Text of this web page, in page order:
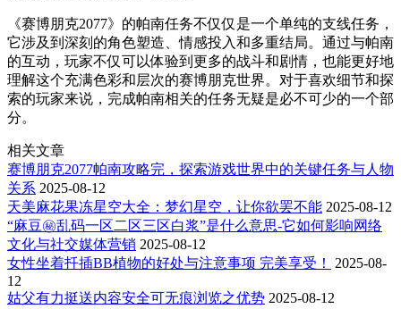
《赛博朋克2077》的帕南任务不仅仅是一个单纯的支线任务，
它涉及到深刻的角色塑造、情感投入和多重结局。通过与帕南
的互动，玩家不仅可以体验到更多的战斗和剧情，也能更好地
理解这个充满色彩和层次的赛博朋克世界。对于喜欢细节和探
索的玩家来说，完成帕南相关的任务无疑是必不可少的一个部
分。
相关文章
赛博朋克2077帕南攻略完，探索游戏世界中的关键任务与人物
关系 2025-08-12
天美麻花果冻星空大全：梦幻星空，让你欲罢不能 2025-08-12
“麻豆㊙️乱码一区二区三区白浆”是什么意思-它如何影响网络
文化与社交媒体营销 2025-08-12
女性坐着扦插BB植物的好处与注意事项 完美享受！
2025-08-
12
姑父有力挺送内容安全可无痕浏览之优势 2025-08-12